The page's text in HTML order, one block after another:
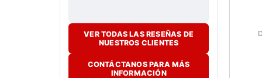
VER TODAS LAS RESEÑAS DE
NUESTROS CLIENTES
CONTÁCTANOS PARA MÁS
INFORMACIÓN